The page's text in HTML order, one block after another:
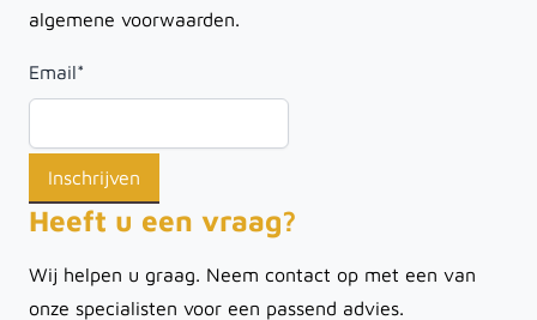
algemene voorwaarden.
Email*
Heeft u een vraag?
Wij helpen u graag. Neem contact op met een van
onze specialisten voor een passend advies.